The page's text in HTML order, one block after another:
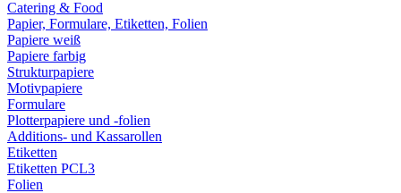
Catering & Food
Papier, Formulare, Etiketten, Folien
Papiere weiß
Papiere farbig
Strukturpapiere
Motivpapiere
Formulare
Plotterpapiere und -folien
Additions- und Kassarollen
Etiketten
Etiketten PCL3
Folien